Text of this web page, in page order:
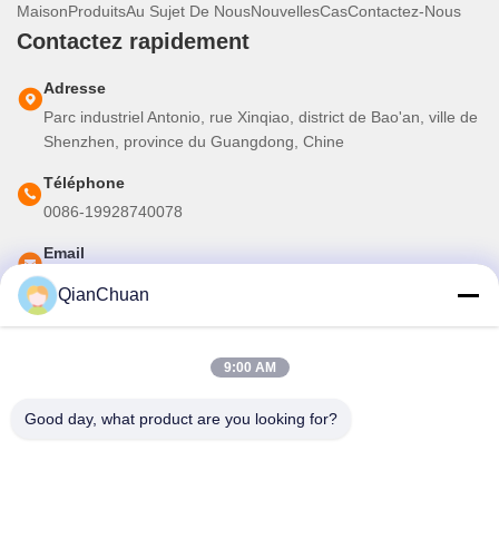
MaisonProduitsAu Sujet De NousNouvellesCasContactez-Nous
Contactez rapidement
Adresse
Parc industriel Antonio, rue Xinqiao, district de Bao'an, ville de
Shenzhen, province du Guangdong, Chine
Téléphone
0086-19928740078
Email
martins.shen520@gmail.com
Abonnez-vous à notre newsletter pour des réductions et plus
QianChuan
9:00 AM
Good day, what product are you looking for?